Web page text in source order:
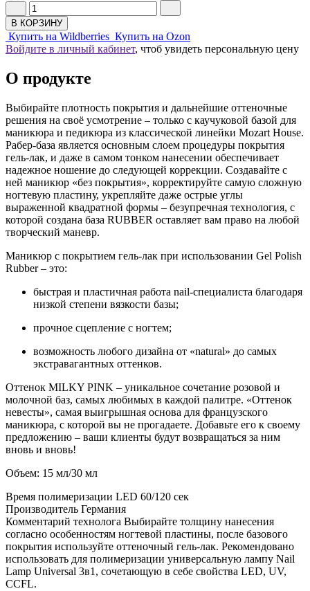
В КОРЗИНУ
Купить на Wildberries Купить на Ozon
Войдите в личный кабинет, чтоб увидеть персональную цену
О продукте
Выбирайте плотность покрытия и дальнейшие оттеночные
решения на своё усмотрение – только с каучуковой базой для
маникюра и педикюра из классической линейки Mozart House.
Рабер-база является основным слоем процедуры покрытия
гель-лак, и даже в самом тонком нанесении обеспечивает
надежное ношение до следующей коррекции. Создавайте с
ней маникюр «без покрытия», корректируйте самую сложную
ногтевую пластину, укрепляйте даже острые углы
выраженной квадратной формы – безупречная технология, с
которой создана база RUBBER оставляет вам право на любой
творческий маневр.
Маникюр с покрытием гель-лак при использовании Gel Polish
Rubber – это:
быстрая и пластичная работа nail-специалиста благодаря
низкой степени вязкости базы;
прочное сцепление с ногтем;
возможность любого дизайна от «natural» до самых
экстравагантных оттенков.
Оттенок MILKY PINK – уникальное сочетание розовой и
молочной баз, самых любимых в каждой палитре. «Оттенок
невесты», самая выигрышная основа для французского
маникюра, с которой вы не прогадаете. Добавьте его к своему
предложению – ваши клиенты будут возвращаться за ним
вновь и вновь!
Объем: 15 мл/30 мл
Время полимеризации LED 60/120 сек
Производитель Германия
Комментарий технолога Выбирайте толщину нанесения
согласно особенностям ногтевой пластины, после базового
покрытия используйте оттеночный гель-лак. Рекомендовано
использовать для полимеризации универсальную лампу Nail
Lamp Universal 3в1, сочетающую в себе свойства LED, UV,
CCFL.